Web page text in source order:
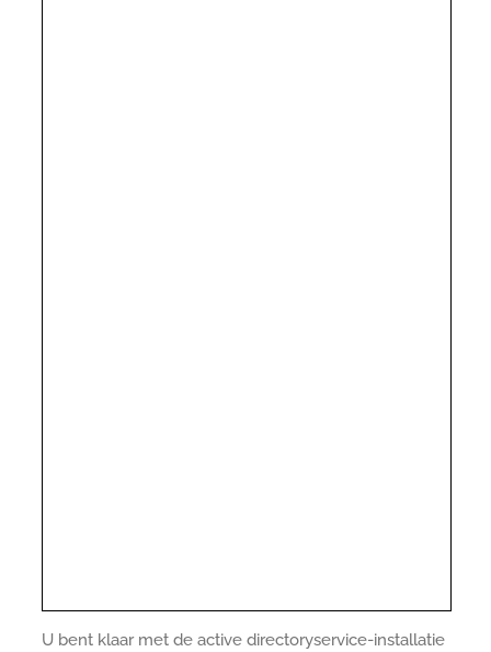
U bent klaar met de active directoryservice-installatie